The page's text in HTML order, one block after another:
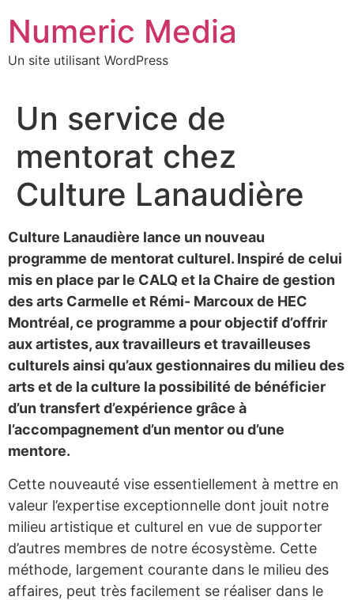
contenu
Numeric Media
Un site utilisant WordPress
Un service de
mentorat chez
Culture Lanaudière
Culture Lanaudière lance un nouveau
programme de mentorat culturel. Inspiré de celui
mis en place par le CALQ et la Chaire de gestion
des arts Carmelle et Rémi- Marcoux de HEC
Montréal, ce programme a pour objectif d’offrir
aux artistes, aux travailleurs et travailleuses
culturels ainsi qu’aux gestionnaires du milieu des
arts et de la culture la possibilité de bénéficier
d’un transfert d’expérience grâce à
l’accompagnement d’un mentor ou d’une
mentore.
Cette nouveauté vise essentiellement à mettre en
valeur l’expertise exceptionnelle dont jouit notre
milieu artistique et culturel en vue de supporter
d’autres membres de notre écosystème. Cette
méthode, largement courante dans le milieu des
affaires, peut très facilement se réaliser dans le